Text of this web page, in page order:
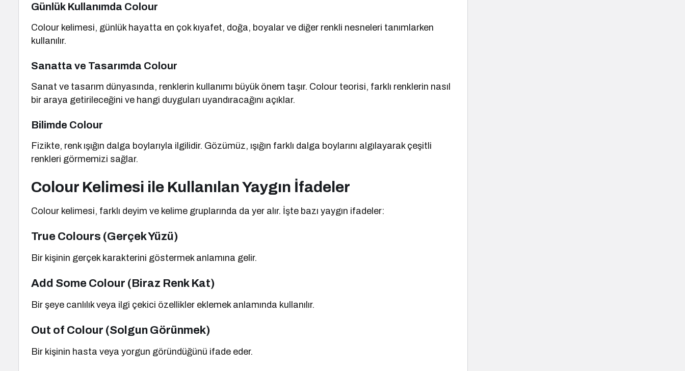
Günlük Kullanımda Colour
Colour kelimesi, günlük hayatta en çok kıyafet, doğa, boyalar ve diğer renkli nesneleri tanımlarken
kullanılır.
Sanatta ve Tasarımda Colour
Sanat ve tasarım dünyasında, renklerin kullanımı büyük önem taşır. Colour teorisi, farklı renklerin nasıl
bir araya getirileceğini ve hangi duyguları uyandıracağını açıklar.
Bilimde Colour
Fizikte, renk ışığın dalga boylarıyla ilgilidir. Gözümüz, ışığın farklı dalga boylarını algılayarak çeşitli
renkleri görmemizi sağlar.
Colour Kelimesi ile Kullanılan Yaygın İfadeler
Colour kelimesi, farklı deyim ve kelime gruplarında da yer alır. İşte bazı yaygın ifadeler:
True Colours (Gerçek Yüzü)
Bir kişinin gerçek karakterini göstermek anlamına gelir.
Add Some Colour (Biraz Renk Kat)
Bir şeye canlılık veya ilgi çekici özellikler eklemek anlamında kullanılır.
Out of Colour (Solgun Görünmek)
Bir kişinin hasta veya yorgun göründüğünü ifade eder.